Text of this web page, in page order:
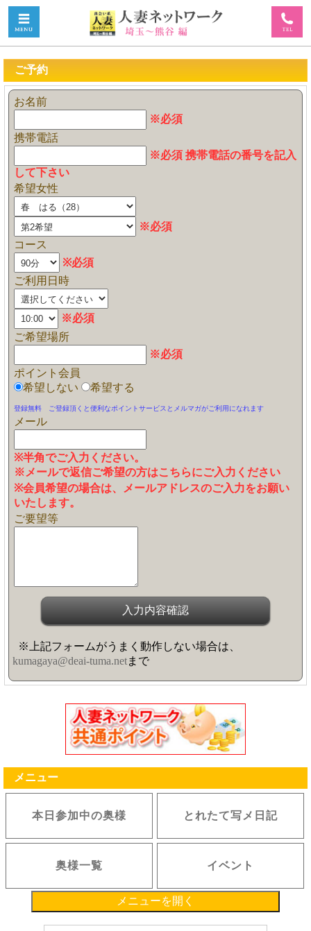
ご予約
お名前
※必須
携帯電話
※必須 携帯電話の番号を記入
して下さい
希望女性
※必須
コース
※必須
ご利用日時
※必須
ご希望場所
※必須
ポイント会員
希望しない
希望する
登録無料 ご登録頂くと便利なポイントサービスとメルマガがご利用になれます
メール
※半角でご入力ください。
※メールで返信ご希望の方はこちらにご入力ください
※会員希望の場合は、メールアドレスのご入力をお願い
いたします。
ご要望等
※上記フォームがうまく動作しない場合は、
kumagaya@deai-tuma.netまで
メニュー
本日参加中の奥様 とれたて写メ日記
奥様一覧 イベント
メニューを開く